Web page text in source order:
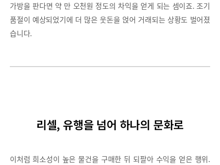
가방을 판다면 약 만 오천원 정도의 차익을 얻게 되는 셈이죠. 조기
품절이 예상되었기에 더 많은 웃돈을 얹어 거래되는 상황도 벌어졌
습니다.
리셀, 유행을 넘어 하나의 문화로
이처럼 희소성이 높은 물건을 구매한 뒤 되팔아 수익을 얻은 행위.